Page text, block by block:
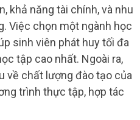
khả năng tài chính, và nhu
Việc chọn một ngành học
sinh viên phát huy tối đa
tập cao nhất. Ngoài ra,
về chất lượng đào tạo của
trình thực tập, hợp tác